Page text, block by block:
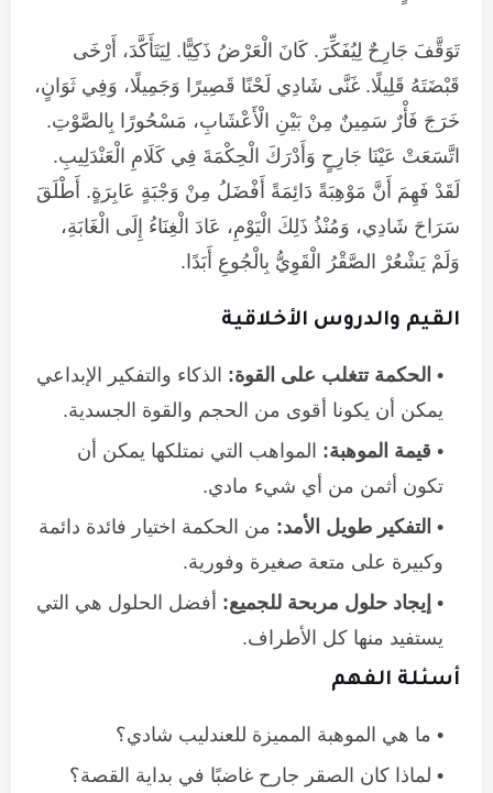
تَوَقَّفَ جَارِحٌ لِيُفَكِّرَ. كَانَ الْعَرْضُ ذَكِيًّا. لِيَتَأَكَّدَ، أَرْخَى
قَبْضَتَهُ قَلِيلًا. غَنَّى شَادِي لَحْنًا قَصِيرًا وَجَمِيلًا، وَفِي ثَوَانٍ،
خَرَجَ فَأْرٌ سَمِينٌ مِنْ بَيْنِ الْأَعْشَابِ، مَسْحُورًا بِالصَّوْتِ.
اتَّسَعَتْ عَيْنَا جَارِحٍ وَأَدْرَكَ الْحِكْمَةَ فِي كَلَامِ الْعَنْدَلِيبِ.
لَقَدْ فَهِمَ أَنَّ مَوْهِبَةً دَائِمَةً أَفْضَلُ مِنْ وَجْبَةٍ عَابِرَةٍ. أَطْلَقَ
سَرَاحَ شَادِي، وَمُنْذُ ذَلِكَ الْيَوْمِ، عَادَ الْغِنَاءُ إِلَى الْغَابَةِ،
وَلَمْ يَشْعُرْ الصَّقْرُ الْقَوِيُّ بِالْجُوعِ أَبَدًا.
القيم والدروس الأخلاقية
الحكمة تتغلب على القوة: الذكاء والتفكير الإبداعي
يمكن أن يكونا أقوى من الحجم والقوة الجسدية.
قيمة الموهبة: المواهب التي نمتلكها يمكن أن
تكون أثمن من أي شيء مادي.
التفكير طويل الأمد: من الحكمة اختيار فائدة دائمة
وكبيرة على متعة صغيرة وفورية.
إيجاد حلول مربحة للجميع: أفضل الحلول هي التي
يستفيد منها كل الأطراف.
أسئلة الفهم
ما هي الموهبة المميزة للعندليب شادي؟
لماذا كان الصقر جارح غاضبًا في بداية القصة؟